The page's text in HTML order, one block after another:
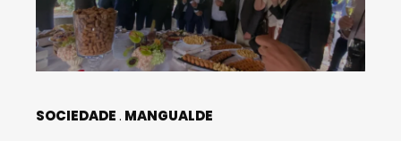
SOCIEDADE MANGUALDE